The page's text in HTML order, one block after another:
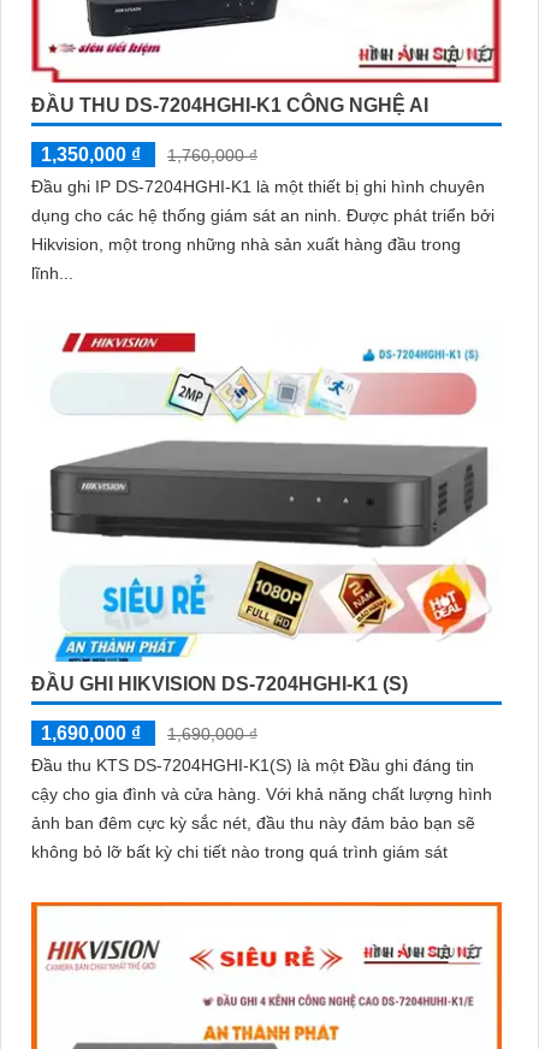
ĐẦU THU DS-7204HGHI-K1 CÔNG NGHỆ AI
1,350,000 ₫
1,760,000 ₫
Đầu ghi IP DS-7204HGHI-K1 là một thiết bị ghi hình chuyên
dụng cho các hệ thống giám sát an ninh. Được phát triển bởi
Hikvision, một trong những nhà sản xuất hàng đầu trong
lĩnh...
ĐẦU GHI HIKVISION DS-7204HGHI-K1 (S)
1,690,000 ₫
1,690,000 ₫
Đầu thu KTS DS-7204HGHI-K1(S) là một Đầu ghi đáng tin
cậy cho gia đình và cửa hàng. Với khả năng chất lượng hình
ảnh ban đêm cực kỳ sắc nét, đầu thu này đảm bảo bạn sẽ
không bỏ lỡ bất kỳ chi tiết nào trong quá trình giám sát